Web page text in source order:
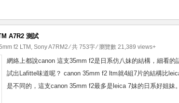
A7R2 測試
f2 LTM , Sony A7RM2⁄ 共 753字 ⁄ 瀏覽數 21,389 views+
網絡上都說canon 這支35mm f2是日系仿八妹的結構，細看
試出Lafitte味道呢？ canon 35mm f2 ltm就4組7片的結構比
是不同的，這支canon 35mm f2最多是leica 7妹的日系好姐妹